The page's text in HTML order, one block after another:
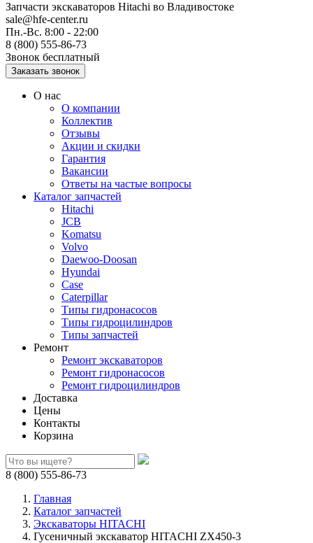
Запчасти экскаваторов Hitachi во Владивостоке
sale@hfe-center.ru
Пн.-Вс. 8:00 - 22:00
8 (800) 555-86-73
Звонок бесплатный
О нас
О компании
Коллектив
Отзывы
Акции и скидки
Гарантия
Вакансии
Ответы на частые вопросы
Каталог запчастей
Hitachi
JCB
Komatsu
Volvo
Daewoo-Doosan
Hyundai
Case
Caterpillar
Типы гидронасосов
Типы гидроцилиндров
Типы запчастей
Ремонт
Ремонт экскаваторов
Ремонт гидронасосов
Ремонт гидроцилиндров
Доставка
Цены
Контакты
Корзина
8 (800) 555-86-73
Главная
Каталог запчастей
Экскаваторы HITACHI
Гусеничный экскаватор HITACHI ZX450-3